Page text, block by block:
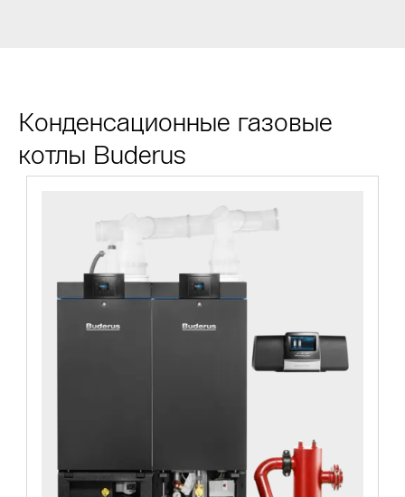
Конденсационные газовые
котлы Buderus